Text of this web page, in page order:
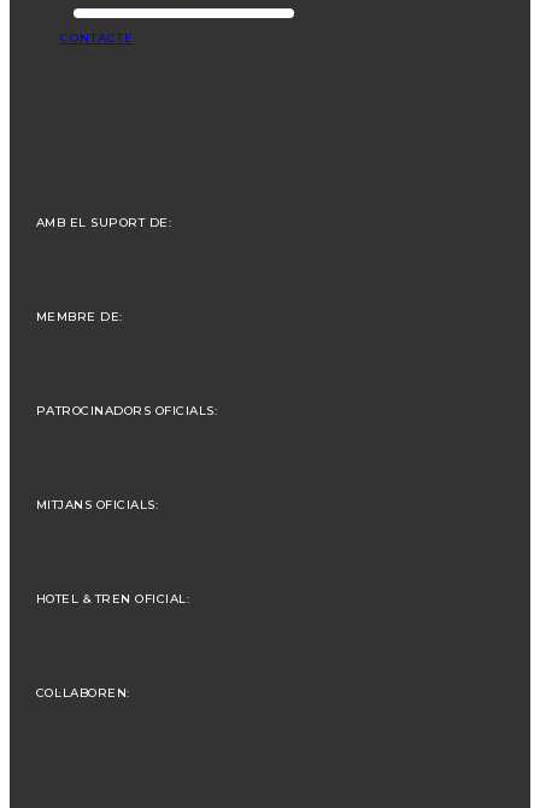
CONTACTE
AMB EL SUPORT DE:
MEMBRE DE:
PATROCINADORS OFICIALS:
MITJANS OFICIALS:
HOTEL & TREN OFICIAL:
COL·LABOREN: